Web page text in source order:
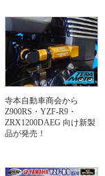
寺本自動車商会から
Z900RS・YZF-R9・
ZRX1200DAEG 向け新製
品が発売！